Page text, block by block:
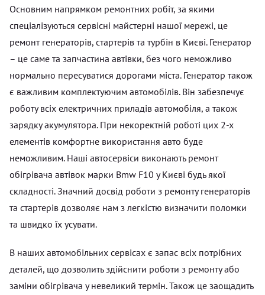
Основним напрямком ремонтних робіт, за якими
спеціалізуються сервісні майстерні нашої мережі, це
ремонт генераторів, стартерів та турбін в Києві. Генератор
– це саме та запчастина автівки, без чого неможливо
нормально пересуватися дорогами міста. Генератор також
є важливим комплектуючим автомобілів. Він забезпечує
роботу всіх електричних приладів автомобіля, а також
зарядку акумулятора. При некоректній роботі цих 2-х
елементів комфортне використання авто буде
неможливим. Наші автосервіси виконають ремонт
обігрівача автівок марки Bmw F10 у Києві будь якої
складності. Значний досвід роботи з ремонту генераторів
та стартерів дозволяє нам з легкістю визначити поломки
та швидко їх усувати.
В наших автомобільних сервісах є запас всіх потрібних
деталей, що дозволить здійснити роботи з ремонту або
заміни обігрівача у невеликий термін. Також це заощадить